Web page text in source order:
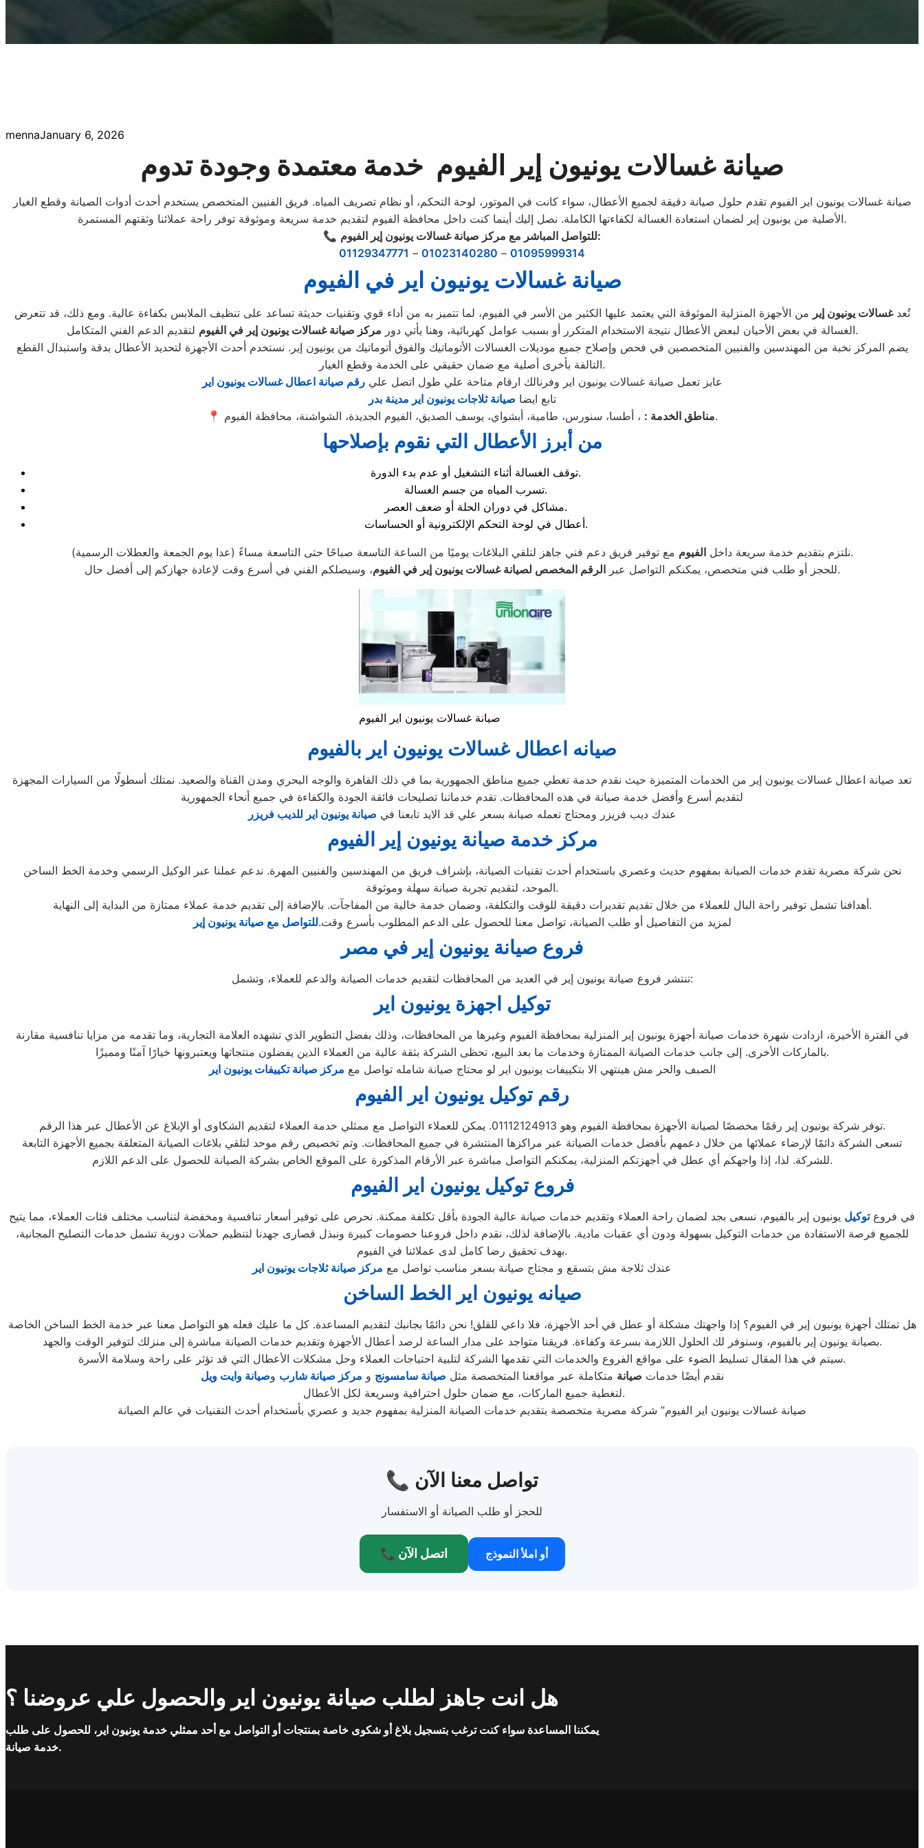
mennaJanuary 6, 2026
صيانة غسالات يونيون إير الفيوم خدمة معتمدة وجودة تدوم
صيانة غسالات يونيون اير الفيوم تقدم حلول صيانة دقيقة لجميع الأعطال، سواء كانت في الموتور، لوحة التحكم، أو نظام تصريف المياه. فريق الفنيين المتخصص يستخدم أحدث أدوات الصيانة وقطع الغيار
الأصلية من يونيون إير لضمان استعادة الغسالة لكفاءتها الكاملة. نصل إليك أينما كنت داخل محافظة الفيوم لتقديم خدمة سريعة وموثوقة توفر راحة عملائنا وثقتهم المستمرة.
📞
للتواصل المباشر مع مركز صيانة غسالات يونيون إير الفيوم:
01129347771 – 01023140280 – 01095999314
صيانة غسالات يونيون اير في الفيوم
تُعدغسالات يونيون إير من الأجهزة المنزلية الموثوقة التي يعتمد عليها الكثير من الأسر في الفيوم، لما تتميز به من أداء قوي وتقنيات حديثة تساعد على تنظيف الملابس بكفاءة عالية. ومع ذلك، قد تتعرض
الغسالة في بعض الأحيان لبعض الأعطال نتيجة الاستخدام المتكرر أو بسبب عوامل كهربائية، وهنا يأتي دور مركز صيانة غسالات يونيون إير في الفيوم
لتقديم الدعم الفني المتكامل.
يضم المركز نخبة من المهندسين والفنيين المتخصصين في فحص وإصلاح جميع موديلات الغسالات الأتوماتيك والفوق أتوماتيك من يونيون إير. نستخدم أحدث الأجهزة لتحديد الأعطال بدقة واستبدال القطع
التالفة بأخرى أصلية مع ضمان حقيقي على الخدمة وقطع الغيار.
عايز تعمل صيانة غسالات يونيون اير وفرنالك ارقام متاحة علي طول اتصل عليرقم صيانة اعطال غسالات يونيون اير
تابع ايضا صيانة ثلاجات يونيون اير مدينة بدر
📍
مناطق الخدمة :، أطسا، سنورس، طامية، أبشواي، يوسف الصديق، الفيوم الجديدة، الشواشنة، محافظة الفيوم.
من أبرز الأعطال التي نقوم بإصلاحها
توقف الغسالة أثناء التشغيل أو عدم بدء الدورة.
تسرب المياه من جسم الغسالة.
مشاكل في دوران الحلة أو ضعف العصر.
أعطال في لوحة التحكم الإلكترونية أو الحساسات.
نلتزم بتقديم خدمة سريعة داخلالفيوم
مع توفير فريق دعم فني جاهز لتلقي البلاغات يوميًا من الساعة التاسعة صباحًا حتى التاسعة مساءً (عدا يوم الجمعة والعطلات الرسمية).
للحجز أو طلب فني متخصص، يمكنكم التواصل عبرالرقم المخصص لصيانة غسالات يونيون إير في الفيوم ، وسيصلكم الفني في أسرع وقت لإعادة جهازكم إلى أفضل حال.
صيانة غسالات يونيون اير الفيوم
صيانه اعطال غسالات يونيون اير بالفيوم
تعد صيانة اعطال غسالات يونيون إير من الخدمات المتميزة حيث نقدم خدمة تغطي جميع مناطق الجمهورية بما في ذلك القاهرة والوجه البحري ومدن القناة والصعيد. نمتلك أسطولًا من السيارات المجهزة
لتقديم أسرع وأفضل خدمة صيانة في هذه المحافظات. تقدم خدماتنا تصليحات فائقة الجودة والكفاءة في جميع أنحاء الجمهورية
عندك ديب فريزر ومحتاج تعمله صيانة بسعر علي قد الايد تابعنا في صيانة يونيون اير للديب فريزر
مركز خدمة صيانة يونيون إير الفيوم
نحن شركة مصرية تقدم خدمات الصيانة بمفهوم حديث وعصري باستخدام أحدث تقنيات الصيانة، بإشراف فريق من المهندسين والفنيين المهرة. ندعم عملنا عبر الوكيل الرسمي وخدمة الخط الساخن
الموحد، لتقديم تجربة صيانة سهلة وموثوقة.
أهدافنا تشمل توفير راحة البال للعملاء من خلال تقديم تقديرات دقيقة للوقت والتكلفة، وضمان خدمة خالية من المفاجآت. بالإضافة إلى تقديم خدمة عملاء ممتازة من البداية إلى النهاية.
لمزيد من التفاصيل أو طلب الصيانة، تواصل معنا للحصول على الدعم المطلوب بأسرع وقت.للتواصل مع صيانة يونيون إير
فروع صيانة يونيون إير في مصر
تنتشر فروع صيانة يونيون إير في العديد من المحافظات لتقديم خدمات الصيانة والدعم للعملاء، وتشمل:
توكيل اجهزة يونيون اير
في الفترة الأخيرة، ازدادت شهرة خدمات صيانة أجهزة يونيون إير المنزلية بمحافظة الفيوم وغيرها من المحافظات، وذلك بفضل التطوير الذي تشهده العلامة التجارية، وما تقدمه من مزايا تنافسية مقارنة
بالماركات الأخرى. إلى جانب خدمات الصيانة الممتازة وخدمات ما بعد البيع، تحظى الشركة بثقة عالية من العملاء الذين يفضلون منتجاتها ويعتبرونها خيارًا آمنًا ومميزًا.
الصبف والحر مش هينتهي الا بتكييفات يونيون اير لو محتاج صيانة شامله تواصل مع مركز صيانة تكييفات يونيون اير
رقم توكيل يونيون اير الفيوم
توفر شركة يونيون إير رقمًا مخصصًا لصيانة الأجهزة بمحافظة الفيوم وهو 01112124913. يمكن للعملاء التواصل مع ممثلي خدمة العملاء لتقديم الشكاوى أو الإبلاغ عن الأعطال عبر هذا الرقم.
تسعى الشركة دائمًا لإرضاء عملائها من خلال دعمهم بأفضل خدمات الصيانة عبر مراكزها المنتشرة في جميع المحافظات. وتم تخصيص رقم موحد لتلقي بلاغات الصيانة المتعلقة بجميع الأجهزة التابعة
للشركة. لذا، إذا واجهكم أي عطل في أجهزتكم المنزلية، يمكنكم التواصل مباشرة عبر الأرقام المذكورة على الموقع الخاص بشركة الصيانة للحصول على الدعم اللازم.
فروع توكيل يونيون اير الفيوم
في فروعتوكيل يونيون إير بالفيوم، نسعى بجد لضمان راحة العملاء وتقديم خدمات صيانة عالية الجودة بأقل تكلفة ممكنة. نحرص على توفير أسعار تنافسية ومخفضة لتناسب مختلف فئات العملاء، مما يتيح
للجميع فرصة الاستفادة من خدمات التوكيل بسهولة ودون أي عقبات مادية. بالإضافة لذلك، نقدم داخل فروعنا خصومات كبيرة ونبذل قصارى جهدنا لتنظيم حملات دورية تشمل خدمات التصليح المجانية،
بهدف تحقيق رضا كامل لدى عملائنا في الفيوم.
عندك ثلاجة مش بتسقع و مجتاج صيانة بسعر مناسب تواصل مع مركز صيانة ثلاجات يونيون اير
صيانه يونيون اير الخط الساخن
هل تمتلك أجهزة يونيون إير في الفيوم؟ إذا واجهتك مشكلة أو عطل في أحد الأجهزة، فلا داعي للقلق! نحن دائمًا بجانبك لتقديم المساعدة. كل ما عليك فعله هو التواصل معنا عبر خدمة الخط الساخن الخاصة
بصيانة يونيون إير بالفيوم، وسنوفر لك الحلول اللازمة بسرعة وكفاءة. فريقنا متواجد على مدار الساعة لرصد أعطال الأجهزة وتقديم خدمات الصيانة مباشرة إلى منزلك لتوفير الوقت والجهد.
سيتم في هذا المقال تسليط الضوء على مواقع الفروع والخدمات التي تقدمها الشركة لتلبية احتياجات العملاء وحل مشكلات الأعطال التي قد تؤثر على راحة وسلامة الأسرة.
نقدم أيضًا خدمات صيانة متكاملة عبر مواقعنا المتخصصة مثل صيانة سامسونج و مركز صيانة شارب وصيانة وايت ويل
لتغطية جميع الماركات، مع ضمان حلول احترافية وسريعة لكل الأعطال.
صيانة غسالات يونيون اير الفيوم” شركة مصرية متخصصة بتقديم خدمات الصيانة المنزلية بمفهوم جديد و عصري بأستخدام أحدث التقنيات في عالم الصيانة
📞 تواصل معنا الآن
للحجز أو طلب الصيانة أو الاستفسار
📞 اتصل الآن أو املأ النموذج
هل انت جاهز لطلب صيانة يونيون اير والحصول علي عروضنا ؟
يمكننا المساعدة سواء كنت ترغب بتسجيل بلاغ أو شكوى خاصة بمنتجات أو التواصل مع أحد ممثلي خدمة يونيون اير، للحصول على طلب
خدمة صيانة.